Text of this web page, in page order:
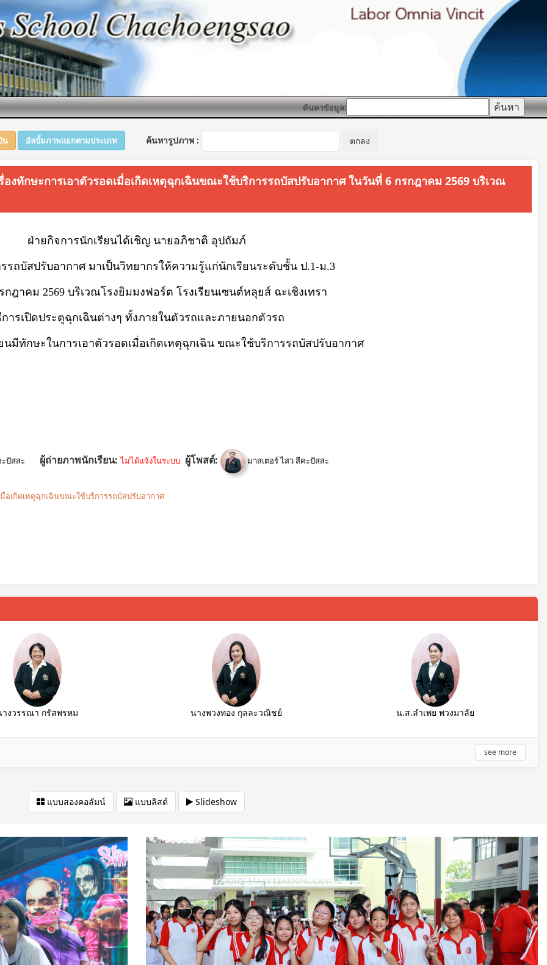
ค้นหาข้อมูล:
น อัลบั้มภาพแยกตามประเภท ค้นหารูปภาพ :
งทักษะการเอาตัวรอดเมื่อเกิดเหตุฉุกเฉินขณะใช้บริการรถบัสปรับอากาศ ในวันที่ 6 กรกฎาคม 2569 บริเวณ
ฝ่ายกิจการนักเรียนได้เชิญ นายอภิชาติ อุปถัมภ์
รถบัสปรับอากาศ มาเป็นวิทยากรให้ความรู้แก่นักเรียนระดับชั้น ป.1-ม.3
กฎาคม 2569 บริเวณโรงยิมมงฟอร์ต โรงเรียนเซนต์หลุยส์ ฉะเชิงเทรา
ารเปิดประตูฉุกเฉินต่างๆ ทั้งภายในตัวรถและภายนอกตัวรถ
นมีทักษะในการเอาตัวรอดเมื่อเกิดเหตุฉุกเฉิน ขณะใช้บริการรถบัสปรับอากาศ
ปัสสะ ผู้ถ่ายภาพนักเรียน: ไม่ได้แจ้งในระบบ ผู้โพสต์: มาสเตอร์ ไสว สีคะปัสสะ
อเกิดเหตุฉุกเฉินขณะใช้บริการรถบัสปรับอากาศ
งวรรณา กรัสพรหม นางพวงทอง กุลละวณิชย์ น.ส.ลำเพย พวงมาลัย
see more
แบบสองคอลัมน์ แบบลิสต์ Slideshow